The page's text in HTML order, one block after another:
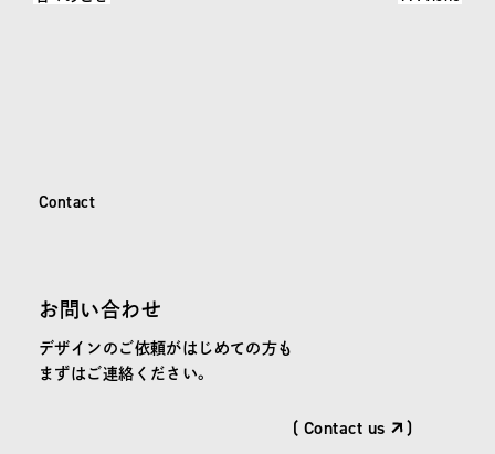
お問い合わせ
Contact
デザインのご依頼がはじめての方も
まずはご連絡ください。
( Contact us )